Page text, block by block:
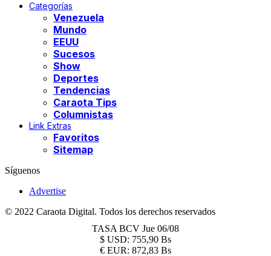
Categorías
Venezuela
Mundo
EEUU
Sucesos
Show
Deportes
Tendencias
Caraota Tips
Columnistas
Link Extras
Favoritos
Sitemap
Síguenos
Advertise
© 2022 Caraota Digital. Todos los derechos reservados
TASA BCV Jue 06/08
$ USD: 755,90 Bs
€ EUR: 872,83 Bs